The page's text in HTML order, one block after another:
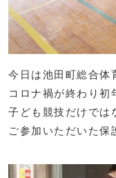
今日は池田町総合体
コロナ禍が終わり初
子ども競技だけでは
ご参加いただいた保